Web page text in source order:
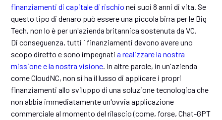
finanziamenti di capitale di rischio nei suoi 8 anni di vita. Se
questo tipo di denaro può essere una piccola birra per le Big
Tech, non lo è per un'azienda britannica sostenuta da VC.
Di conseguenza, tutti i finanziamenti devono avere uno
scopo diretto e sono impegnatia realizzare la nostra
missione e la nostra visione. In altre parole, in un'azienda
come CloudNC, non si ha il lusso di applicare i propri
finanziamenti allo sviluppo di una soluzione tecnologica che
non abbia immediatamente un'ovvia applicazione
commerciale al momento del rilascio (come, forse, Chat-GPT